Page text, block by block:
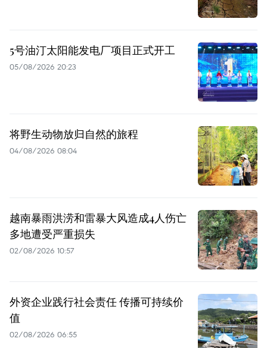
5号油汀太阳能发电厂项目正式开工
05/08/2026 20:23
将野生动物放归自然的旅程
04/08/2026 08:04
越南暴雨洪涝和雷暴大风造成4人伤亡
多地遭受严重损失
02/08/2026 10:57
外资企业践行社会责任 传播可持续价
值
02/08/2026 06:55